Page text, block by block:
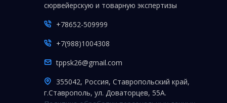
сюрвейерскую и товарную экспертизы
+78652-509999
+7(988)1004308
tppsk26@gmail.com
355042, Россия, Ставропольский край,
г.Ставрополь, ул. Доваторцев, 55А.